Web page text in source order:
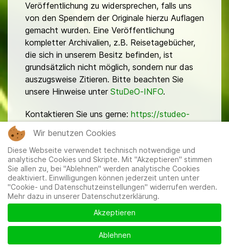
Veröffentlichung zu widersprechen, falls uns
von den Spendern der Originale hierzu Auflagen
gemacht wurden. Eine Veröffentlichung
kompletter Archivalien, z.B. Reisetagebücher,
die sich in unserem Besitz befinden, ist
grundsätzlich nicht möglich, sondern nur das
auszugsweise Zitieren. Bitte beachten Sie
unsere Hinweise unter StuDeO-INFO.
Kontaktieren Sie uns gerne: https://studeo-
Mitglieder|Impressum|Datenschutzerklärung|Cookie-
und Datenschutzeinstellungen
Wir benutzen Cookies
Diese Webseite verwendet technisch notwendige und
analytische Cookies und Skripte. Mit "Akzeptieren" stimmen
Sie allen zu, bei "Ablehnen" werden analytische Cookies
deaktiviert. Einwilligungen können jederzeit unten unter
"Cookie- und Datenschutzeinstellungen" widerrufen werden.
Mehr dazu in unserer Datenschutzerklärung.
Akzeptieren
Ablehnen